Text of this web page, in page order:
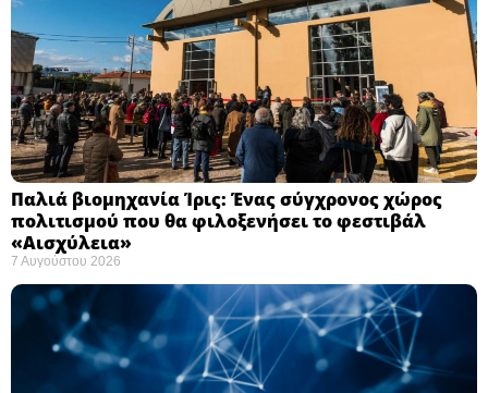
Παλιά βιομηχανία Ίρις: Ένας σύγχρονος χώρος
πολιτισμού που θα φιλοξενήσει το φεστιβάλ
«Αισχύλεια» ​
7 Αυγούστου 2026